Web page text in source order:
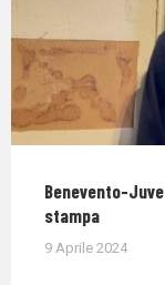
Benevento-
stampa
9 Aprile 2024